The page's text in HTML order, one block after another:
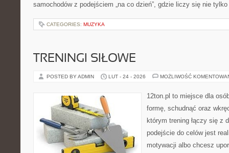
samochodów z podejściem „na co dzień”, gdzie liczy się nie
CATEGORIES: MUZYKA
TRENINGI SIŁOWE
POSTED BY ADMIN LUT - 24 - 2026 MOŻLIWOŚĆ
12ton.pl to miejsce dla
formę, schudnąć oraz
którym trening łączy się z
podejście do celów jest
motywacji albo chcesz